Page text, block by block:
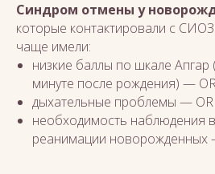
Синдром отмены у
которые контактировали с
чаще имели:
низкие баллы по шкале
минуте после рождения) —
дыхательные проблемы — OR
необходимость наблюдения
реанимации новорожденных